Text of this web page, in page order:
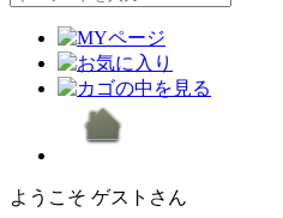
ようこそ ゲストさん